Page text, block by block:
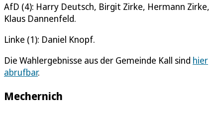
AfD (4): Harry Deutsch, Birgit Zirke, Hermann Zirke,
Klaus Dannenfeld.
Linke (1): Daniel Knopf.
Die Wahlergebnisse aus der Gemeinde Kall sind hier
abrufbar.
Mechernich